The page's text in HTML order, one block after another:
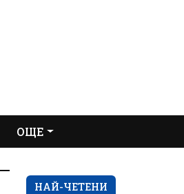
ОЩЕ
НАЙ-ЧЕТЕНИ